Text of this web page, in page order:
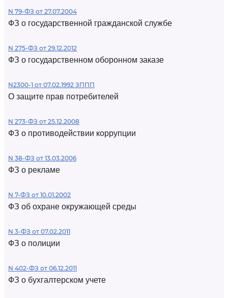
N 79-ФЗ от 27.07.2004
ФЗ о государственной гражданской службе
N 275-ФЗ от 29.12.2012
ФЗ о государственном оборонном заказе
N2300-1 от 07.02.1992 ЗППП
О защите прав потребителей
N 273-ФЗ от 25.12.2008
ФЗ о противодействии коррупции
N 38-ФЗ от 13.03.2006
ФЗ о рекламе
N 7-ФЗ от 10.01.2002
ФЗ об охране окружающей среды
N 3-ФЗ от 07.02.2011
ФЗ о полиции
N 402-ФЗ от 06.12.2011
ФЗ о бухгалтерском учете